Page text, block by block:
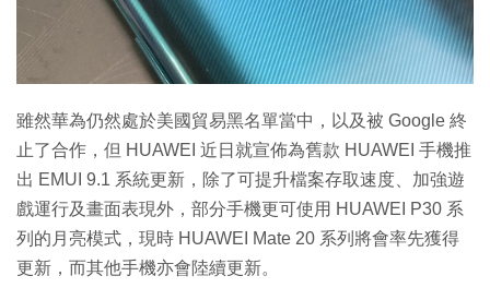
雖然華為仍然處於美國貿易黑名單當中，以及被 Google 終
止了合作，但 HUAWEI 近日就宣佈為舊款 HUAWEI 手機推
出 EMUI 9.1 系統更新，除了可提升檔案存取速度、加強遊
戲運行及畫面表現外，部分手機更可使用 HUAWEI P30 系
列的月亮模式，現時 HUAWEI Mate 20 系列將會率先獲得
更新，而其他手機亦會陸續更新。